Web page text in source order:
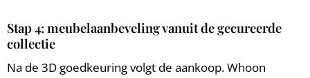
Stap 4: meubelaanbeveling vanuit de gecureerde
collectie
Na de 3D goedkeuring volgt de aankoop. Whoon